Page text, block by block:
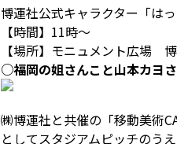
博運社公式キャラクター「は
【時間】11時～
【場所】モニュメント広場
○福岡の姐さんこと山本カヨ
㈱博運社と共催の「移動美術
としてスタジアムピッチのう